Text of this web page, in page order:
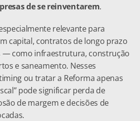
de se reinventarem.
relevante para
capital, contratos de longo prazo
— como infraestrutura, construção
e saneamento. Nesses
ou tratar a Reforma apenas
pode significar perda de
de margem e decisões de